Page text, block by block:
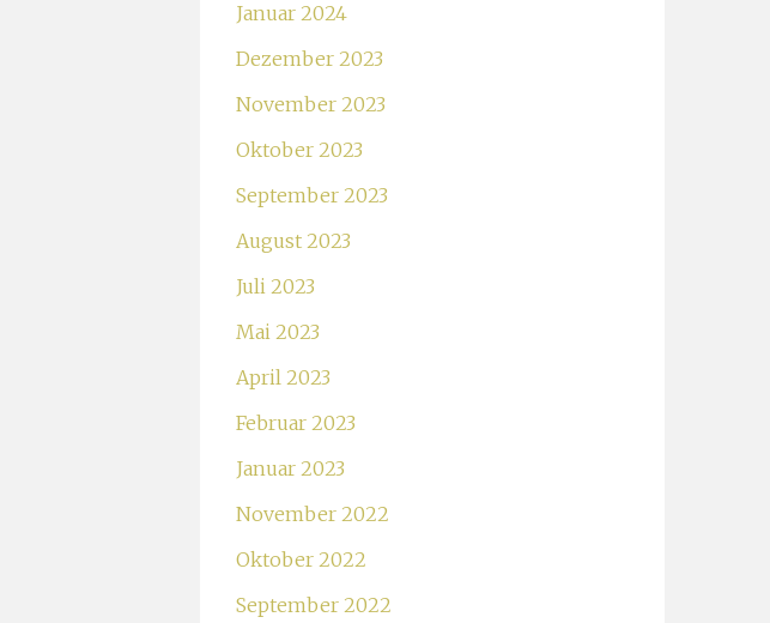
Januar 2024
Dezember 2023
November 2023
Oktober 2023
September 2023
August 2023
Juli 2023
Mai 2023
April 2023
Februar 2023
Januar 2023
November 2022
Oktober 2022
September 2022